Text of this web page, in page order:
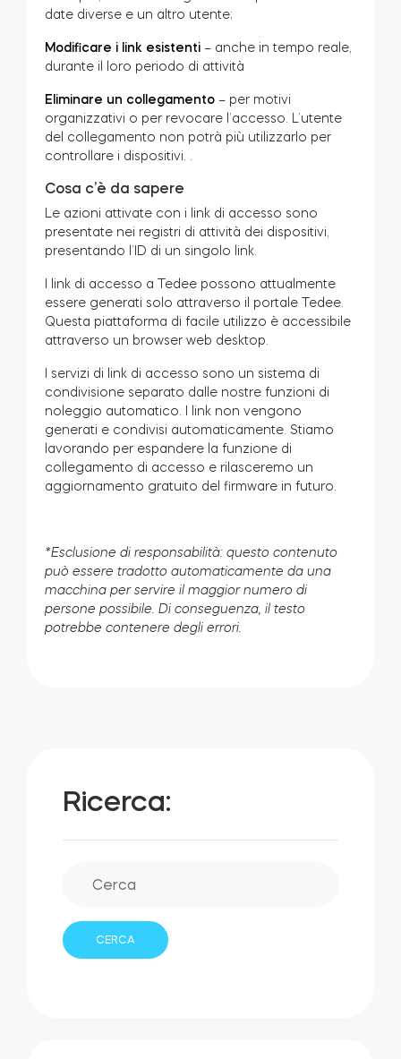
date diverse e un altro utente;
Modificare i link esistenti – anche in tempo reale,
durante il loro periodo di attività
Eliminare un collegamento – per motivi
organizzativi o per revocare l’accesso. L’utente
del collegamento non potrà più utilizzarlo per
controllare i dispositivi.
Cosa c’è da sapere
Le azioni attivate con i link di accesso sono
presentate nei registri di attività dei dispositivi,
presentando l’ID di un singolo link.
I link di accesso a Tedee possono attualmente
essere generati solo attraverso il portale Tedee.
Questa piattaforma di facile utilizzo è accessibile
attraverso un browser web desktop.
I servizi di link di accesso sono un sistema di
condivisione separato dalle nostre funzioni di
noleggio automatico. I link non vengono
generati e condivisi automaticamente. Stiamo
lavorando per espandere la funzione di
collegamento di accesso e rilasceremo un
aggiornamento gratuito del firmware in futuro.
*Esclusione di responsabilità: questo contenuto
può essere tradotto automaticamente da una
macchina per servire il maggior numero di
persone possibile. Di conseguenza, il testo
potrebbe contenere degli errori.
Ricerca: